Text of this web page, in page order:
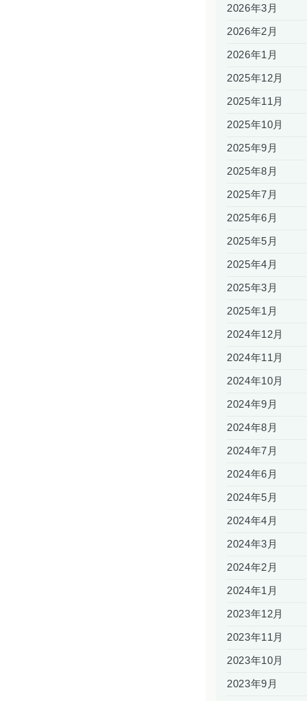
2026年3月
2026年2月
2026年1月
2025年12月
2025年11月
2025年10月
2025年9月
2025年8月
2025年7月
2025年6月
2025年5月
2025年4月
2025年3月
2025年1月
2024年12月
2024年11月
2024年10月
2024年9月
2024年8月
2024年7月
2024年6月
2024年5月
2024年4月
2024年3月
2024年2月
2024年1月
2023年12月
2023年11月
2023年10月
2023年9月